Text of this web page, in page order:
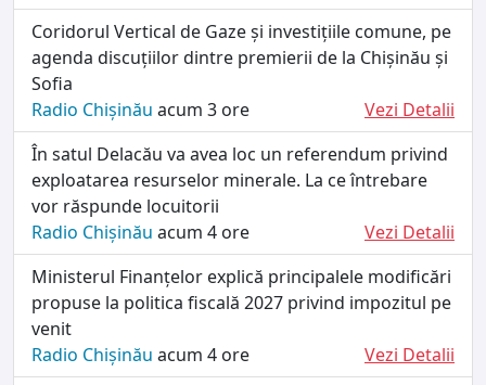
Coridorul Vertical de Gaze și investițiile comune, pe
agenda discuțiilor dintre premierii de la Chișinău și
Sofia
Radio Chișinău acum 3 ore
Vezi Detalii
În satul Delacău va avea loc un referendum privind
exploatarea resurselor minerale. La ce întrebare
vor răspunde locuitorii
Radio Chișinău acum 4 ore
Vezi Detalii
Ministerul Finanțelor explică principalele modificări
propuse la politica fiscală 2027 privind impozitul pe
venit
Radio Chișinău acum 4 ore
Vezi Detalii